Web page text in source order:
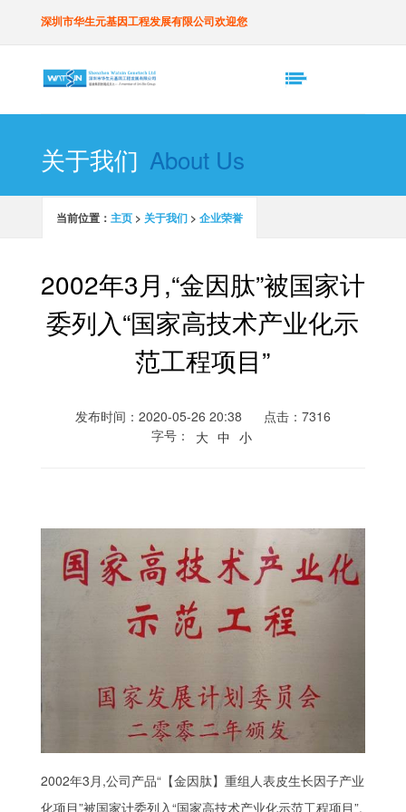
深圳市华生元基因工程发展有限公司欢迎您
关于我们 About Us
当前位置： 主页> 关于我们> 企业荣誉
2002年3月,“金因肽”被国家计
委列入“国家高技术产业化示
范工程项目”
发布时间：2020-05-26 20:38
点击：7316
字号：
大 中 小
2002年3月,公司产品“【金因肽】重组人表皮生长因子产业
化项目”被国家计委列入“国家高技术产业化示范工程项目”,